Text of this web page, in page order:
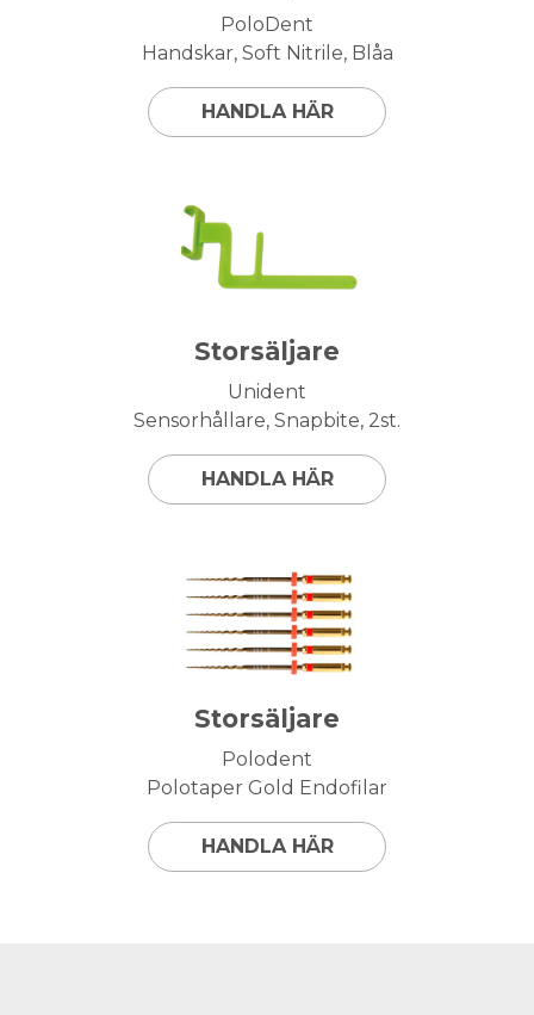
PoloDent
Handskar, Soft Nitrile, Blåa
HANDLA HÄR
Storsäljare
Unident
Sensorhållare, Snapbite, 2st.
HANDLA HÄR
Storsäljare
Polodent
Polotaper Gold Endofilar
HANDLA HÄR